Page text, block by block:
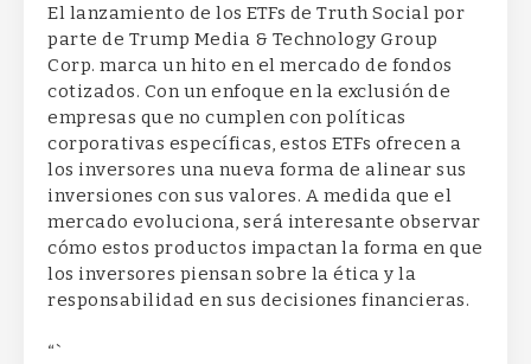
El lanzamiento de los ETFs de Truth Social por
parte de Trump Media & Technology Group
Corp. marca un hito en el mercado de fondos
cotizados. Con un enfoque en la exclusión de
empresas que no cumplen con políticas
corporativas específicas, estos ETFs ofrecen a
los inversores una nueva forma de alinear sus
inversiones con sus valores. A medida que el
mercado evoluciona, será interesante observar
cómo estos productos impactan la forma en que
los inversores piensan sobre la ética y la
responsabilidad en sus decisiones financieras.
“`